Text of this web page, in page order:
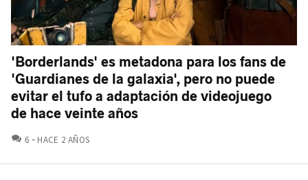
'Borderlands' es metadona para los fans de
'Guardianes de la galaxia', pero no puede
evitar el tufo a adaptación de videojuego
de hace veinte años
6 COMENTARIOS
HACE 2 AÑOS